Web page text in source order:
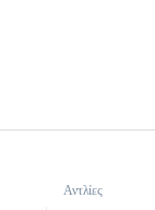
Αντλίες